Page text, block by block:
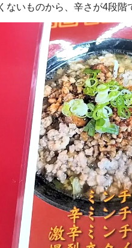
ないものから、辛さが4段階